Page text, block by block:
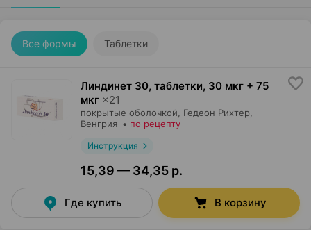
Все формы Таблетки
Линдинет 30, таблетки, 30 мкг + 75
мкг ×21
покрытые оболочкой, Гедеон Рихтер
Венгрия • по рецепту
Инструкция
15,39 — 34,35 р.
Где купить В корзину